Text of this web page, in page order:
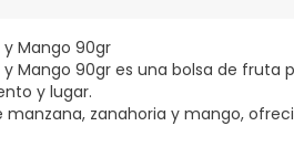
y Mango 90gr
y Mango 90gr es una bolsa de fruta
y lugar.
zanahoria y mango,